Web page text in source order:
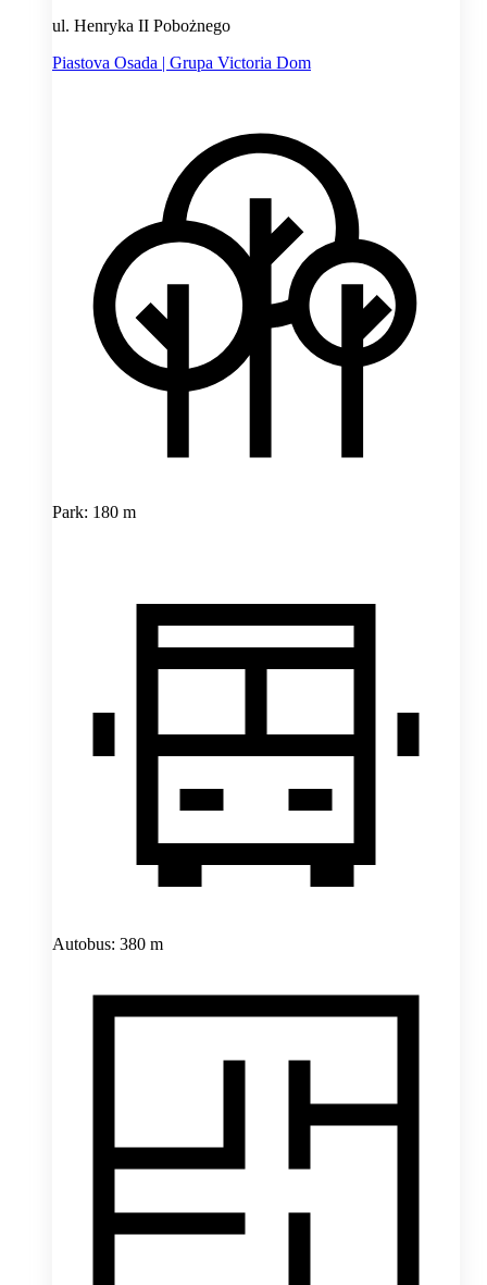
ul. Henryka II Pobożnego
Piastova Osada | Grupa Victoria Dom
Park: 180 m
Autobus: 380 m